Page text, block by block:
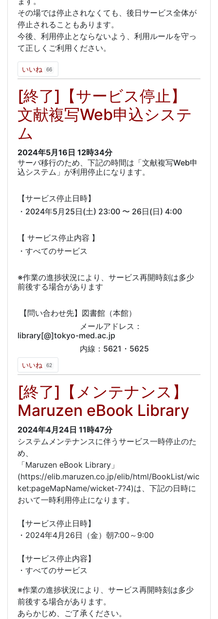
その場では停止されなくても、後日サービス全体が
停止されることもあります。
今後、利用停止とならないよう、利用ルールを守っ
て正しくご利用ください。
いいね 66
[終了]【サービス停止】
文献複写Web申込システ
ム
2024年5月16日 12時34分
サーバ移行のため、下記の時間は「文献複写Web申
込システム」が利用停止になります。
【サービス停止日時】
・2024年5月25日(土) 23:00 〜 26日(日) 4:00
【 サービス停止内容 】
・すべてのサービス
※作業の進捗状況により、サービス再開時刻は多少
前後する場合があります
【問い合わせ先】図書館（本館）
メールアドレス：
library[@]tokyo-med.ac.jp
内線：5621・5625
いいね 62
[終了]【メンテナンス】
Maruzen eBook Library
2024年4月24日 11時47分
システムメンテナンスに伴うサービス一時停止のた
め、
「Maruzen eBook Library」
(https://elib.maruzen.co.jp/elib/html/BookList/wic
ket:pageMapName/wicket-7?4)は、下記の日時に
おいて一時利用停止になります。
【サービス停止日時】
・2024年4月26日（金）朝7:00～9:00
【サービス停止内容】
・すべてのサービス
※作業の進捗状況により、サービス再開時刻は多少
前後する場合があります。
あらかじめ、ご了承ください。